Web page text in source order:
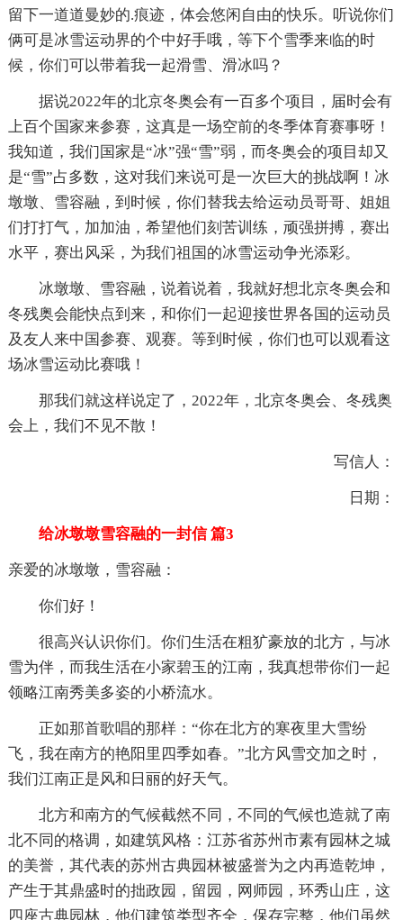
留下一道道曼妙的.痕迹，体会悠闲自由的快乐。听说你们
俩可是冰雪运动界的个中好手哦，等下个雪季来临的时
候，你们可以带着我一起滑雪、滑冰吗？
据说2022年的北京冬奥会有一百多个项目，届时会有
上百个国家来参赛，这真是一场空前的冬季体育赛事呀！
我知道，我们国家是“冰”强“雪”弱，而冬奥会的项目却又
是“雪”占多数，这对我们来说可是一次巨大的挑战啊！冰
墩墩、雪容融，到时候，你们替我去给运动员哥哥、姐姐
们打打气，加加油，希望他们刻苦训练，顽强拼搏，赛出
水平，赛出风采，为我们祖国的冰雪运动争光添彩。
冰墩墩、雪容融，说着说着，我就好想北京冬奥会和
冬残奥会能快点到来，和你们一起迎接世界各国的运动员
及友人来中国参赛、观赛。等到时候，你们也可以观看这
场冰雪运动比赛哦！
那我们就这样说定了，2022年，北京冬奥会、冬残奥
会上，我们不见不散！
写信人：
日期：
给冰墩墩雪容融的一封信 篇3
亲爱的冰墩墩，雪容融：
你们好！
很高兴认识你们。你们生活在粗犷豪放的北方，与冰
雪为伴，而我生活在小家碧玉的江南，我真想带你们一起
领略江南秀美多姿的小桥流水。
正如那首歌唱的那样：“你在北方的寒夜里大雪纷
飞，我在南方的艳阳里四季如春。”北方风雪交加之时，
我们江南正是风和日丽的好天气。
北方和南方的气候截然不同，不同的气候也造就了南
北不同的格调，如建筑风格：江苏省苏州市素有园林之城
的美誉，其代表的苏州古典园林被盛誉为之内再造乾坤，
产生于其鼎盛时的拙政园，留园，网师园，环秀山庄，这
四座古典园林，他们建筑类型齐全，保存完整，他们虽然